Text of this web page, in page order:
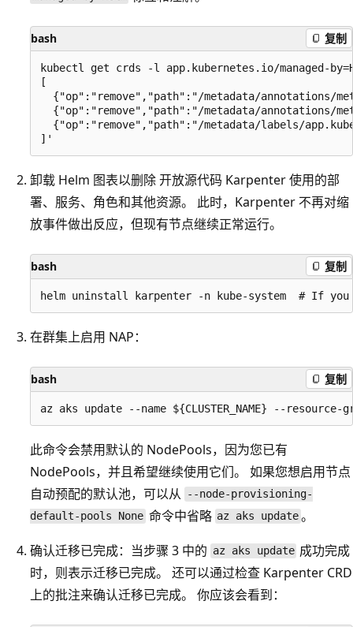
bash 复制
kubectl get crds -l app.kubernetes.io/managed-
[
{"op":"remove","path":"/metadata/annotations/
{"op":"remove","path":"/metadata/annotations/
{"op":"remove","path":"/metadata/labels/
卸载 Helm 图表以删除 开放源代码 Karpenter 使用的部
署、服务、角色和其他资源。 此时，Karpenter 不再对缩
放事件做出反应，但现有节点继续正常运行。
bash 复制
在群集上启用 NAP：
bash 复制
此命令会禁用默认的 NodePools，因为您已有
NodePools，并且希望继续使用它们。 如果您想启用节点
自动预配的默认池，可以从
--node-provisioning-
default-pools None 命令中省略 az aks update。
确认迁移已完成：当步骤 3 中的 az aks update 成功完成
时，则表示迁移已完成。 还可以通过检查 Karpenter CRD
上的批注来确认迁移已完成。 你应该会看到：